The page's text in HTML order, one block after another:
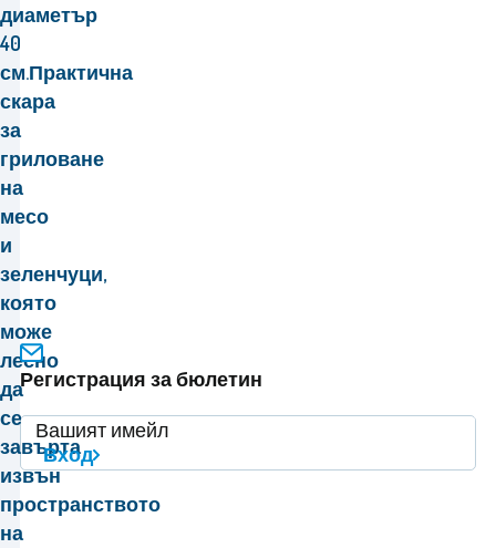
диаметър
40
см.Практична
скара
за
гриловане
на
месо
и
зеленчуци,
която
може
лесно
да
се
завърта
извън
пространството
на
Регистрация за бюлетин
Вход